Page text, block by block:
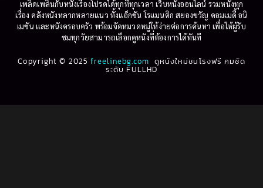
Biography(3)
Biography ชีวประวัติ (61)
1995
1994
1993
1992
1991
1990
เพลิดเพลินกับหนังเรื่องโปรดได้ทุกที่ทุกเวลา เว็บหนังออนไลน์ รวมหนังทุก
เรื่อง คลังหนังหลากหลายแนว ทั้งแอ็กชัน โรแมนติก สยองขวัญ คอมเมดี้ อนิ
เมชัน และหนังครอบครัว พร้อมจัดหมวดหมู่ให้ง่ายต่อการค้นหา เพื่อให้ผู้รับ
ชมทุกวัยสามารถเลือกดูหนังที่ต้องการได้ทันที
Copyright © 2025freelinebg.com ดูหนังใหม่ชนโรงฟรี คมชัด
ระดับ FULLHD